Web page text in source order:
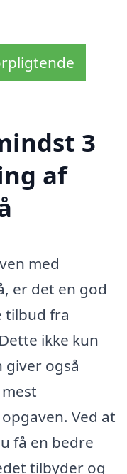
3
af
med
er det en god
tilbud fra
ikke kun
giver også
Ved at
få en bedre
tilbyder og